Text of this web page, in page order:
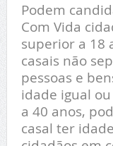
Podem
Com Vida
superior a 18
casais não
pessoas e
idade igual
a 40 anos,
casal ter